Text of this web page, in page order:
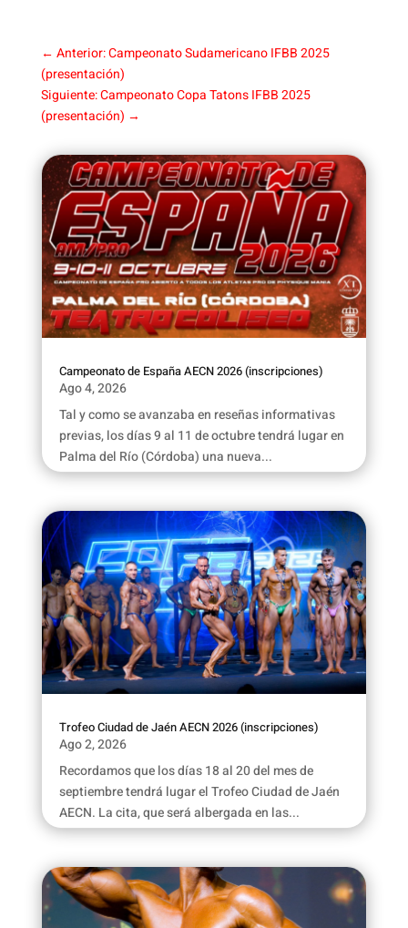
← Anterior: Campeonato Sudamericano IFBB 2025
(presentación)
Siguiente: Campeonato Copa Tatons IFBB 2025
(presentación) →
Campeonato de España AECN 2026 (inscripciones)
Ago 4, 2026
Tal y como se avanzaba en reseñas informativas
previas, los días 9 al 11 de octubre tendrá lugar en
Palma del Río (Córdoba) una nueva...
Trofeo Ciudad de Jaén AECN 2026 (inscripciones)
Ago 2, 2026
Recordamos que los días 18 al 20 del mes de
septiembre tendrá lugar el Trofeo Ciudad de Jaén
AECN. La cita, que será albergada en las...